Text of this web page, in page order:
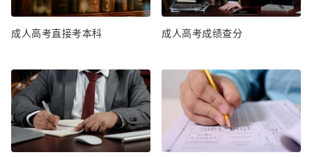
成人高考直接考本科 成人高考成绩查分